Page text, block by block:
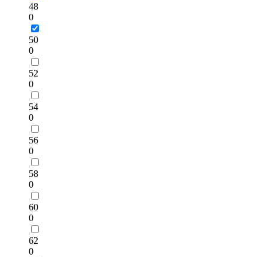
48
0
50
0
52
0
54
0
56
0
58
0
60
0
62
0